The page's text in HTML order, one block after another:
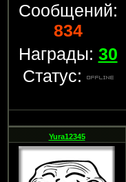
Сообщений:
834
Награды: 30
Статус:
Yura12345